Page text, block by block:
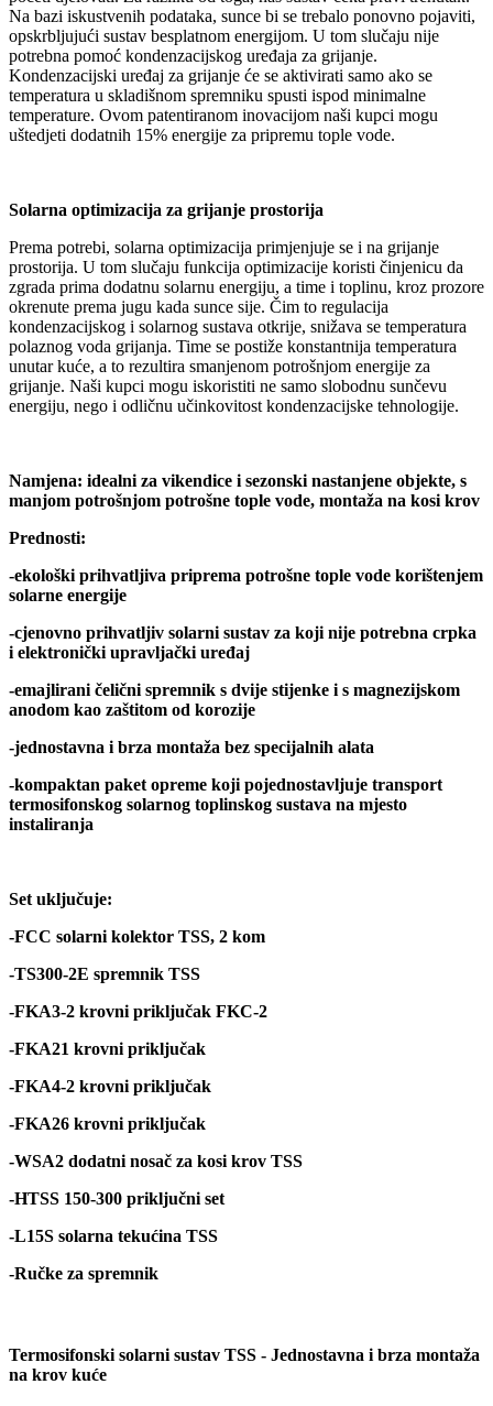
Na bazi iskustvenih podataka, sunce bi se trebalo ponovno pojaviti,
opskrbljujući sustav besplatnom energijom. U tom slučaju nije
potrebna pomoć kondenzacijskog uređaja za grijanje.
Kondenzacijski uređaj za grijanje će se aktivirati samo ako se
temperatura u skladišnom spremniku spusti ispod minimalne
temperature. Ovom patentiranom inovacijom naši kupci mogu
uštedjeti dodatnih 15% energije za pripremu tople vode.
Solarna optimizacija za grijanje prostorija
Prema potrebi, solarna optimizacija primjenjuje se i na grijanje
prostorija. U tom slučaju funkcija optimizacije koristi činjenicu da
zgrada prima dodatnu solarnu energiju, a time i toplinu, kroz prozore
okrenute prema jugu kada sunce sije. Čim to regulacija
kondenzacijskog i solarnog sustava otkrije, snižava se temperatura
polaznog voda grijanja. Time se postiže konstantnija temperatura
unutar kuće, a to rezultira smanjenom potrošnjom energije za
grijanje. Naši kupci mogu iskoristiti ne samo slobodnu sunčevu
energiju, nego i odličnu učinkovitost kondenzacijske tehnologije.
Namjena: idealni za vikendice i sezonski nastanjene objekte, s
manjom potrošnjom potrošne tople vode, montaža na kosi krov
Prednosti:
-ekološki prihvatljiva priprema potrošne tople vode korištenjem
solarne energije
-cjenovno prihvatljiv solarni sustav za koji nije potrebna crpka
i elektronički upravljački uređaj
-emajlirani čelični spremnik s dvije stijenke i s magnezijskom
anodom kao zaštitom od korozije
-jednostavna i brza montaža bez specijalnih alata
-kompaktan paket opreme koji pojednostavljuje transport
termosifonskog solarnog toplinskog sustava na mjesto
instaliranja
Set uključuje:
-FCC solarni kolektor TSS, 2 kom
-TS300-2E spremnik TSS
-FKA3-2 krovni priključak FKC-2
-FKA21 krovni priključak
-FKA4-2 krovni priključak
-FKA26 krovni priključak
-WSA2 dodatni nosač za kosi krov TSS
-HTSS 150-300 priključni set
-L15S solarna tekućina TSS
-Ručke za spremnik
Termosifonski solarni sustav TSS - Jednostavna i brza montaža
na krov kuće